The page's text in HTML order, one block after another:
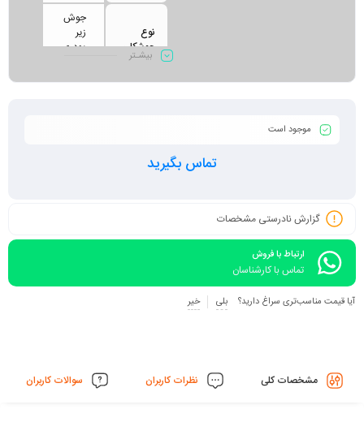
نوع
جوشکاری
جوش
زیر
پودری
برق مورد
نیاز
Duty
آمپر
دستگاه
اتصال
بیشـتر
موجود است
تماس بگیرید
گزارش نادرستی مشخصات
ارتباط با فروش
تماس با کارشناسان
آیا قیمت مناسب‌تری سراغ دارید؟ بلی خیر
مشخصات کلی نظرات کاربران سوالات کاربران